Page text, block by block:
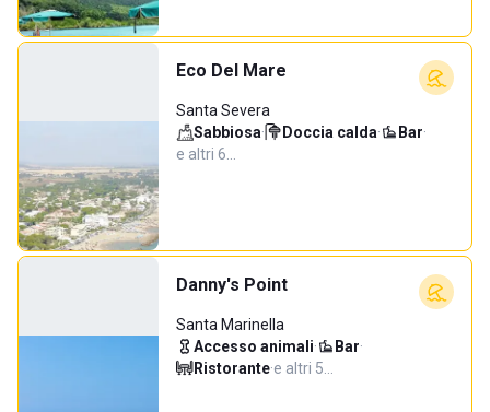
Eco Del Mare
Santa Severa
Sabbiosa· Doccia calda· Bar·
e altri 6…
Danny's Point
Santa Marinella
Accesso animali· Bar·
Ristorante·e altri 5…